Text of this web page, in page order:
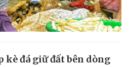
kè đá giữ đất bên dòng